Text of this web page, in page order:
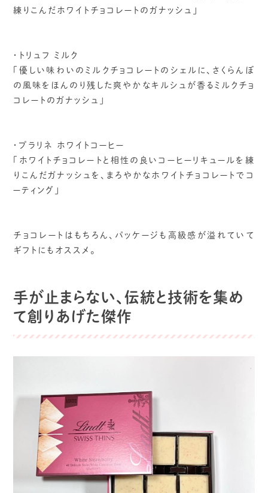
練りこんだホワイトチョコレートのガナッシュ」
・トリュフ ミルク
「優しい味わいのミルクチョコレートのシェルに、さくらんぼ
の風味をほんのり残した爽やかなキルシュが香るミルクチョ
コレートのガナッシュ」
・プラリネ ホワイトコーヒー
「ホワイトチョコレートと相性の良いコーヒーリキュールを練
りこんだガナッシュを、まろやかなホワイトチョコレートでコ
ーティング」
チョコレートはもちろん、パッケージも高級感が溢れていて
ギフトにもオススメ。
手が止まらない、伝統と技術を集め
て創りあげた傑作